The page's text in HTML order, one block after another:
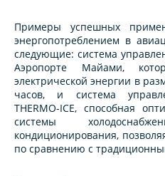
Примеры успешных
энергопотреблением в
следующие: система
Аэропорте Майами,
электрической энергии в
часов, и система
THERMO-ICE, способная
системы
кондиционирования,
по сравнению с